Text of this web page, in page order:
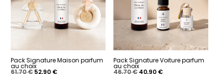
Pack Signature Maison parfum
au choix
61,70€ Le
52,90 €Le
Pack Signature Voiture parfum
au choix
46,70€ Le
40,90 €Le